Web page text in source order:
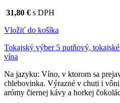
31,80 € s DPH
Vložiť do košíka
Tokajský výber 5 putňový,
vína
Na jazyku: Víno, v ktorom sa
chlebovinka. Výrazné v chuti i
arómy čiernej kávy a horkej